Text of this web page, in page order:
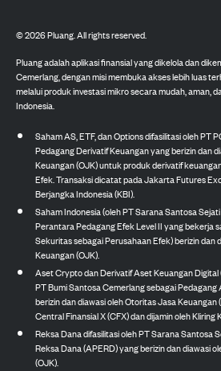
©2026Pluang. All rights reserved.
Pluang adalah aplikasi finansial yang dikelola dan
Cemerlang, dengan misi membuka akses lebih luas
melalui produk investasi mikro secara mudah, aman,
Indonesia.
Saham AS, ETF, dan Options difasilitasi oleh PT
Pedagang Derivatif Keuangan yang berizin dan
Keuangan (OJK) untuk produk derivatif
Efek. Transaksi dicatat pada Jakarta Futures
Berjangka Indonesia (KBI).
Saham Indonesia (oleh PT Sarana Santosa
Perantara Pedagang Efek Level II yang bekerja
Sekuritas sebagai Perusahaan Efek) berizin dan
Keuangan (OJK).
Aset Crypto dan Derivatif Aset Keuangan
PT Bumi Santosa Cemerlang sebagai
berizin dan diawasi oleh Otoritas Jasa
Central Finansial X (CFX) dan dijamin oleh Kliring
Reksa Dana difasilitasi oleh PT Sarana Santosa
Reksa Dana (APERD) yang berizin dan diawasi
(OJK).